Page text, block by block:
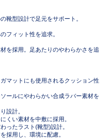
靴型設計で足元をサポート。
フィット性を追求。
を採用。足あたりのやわらかさを追
マットにも使用されるクッション性
ールにやわらかい合成ラバー素材を
設計。
くい素材を中敷に採用。
ったラスト(靴型)設計。
採用し、環境に配慮。